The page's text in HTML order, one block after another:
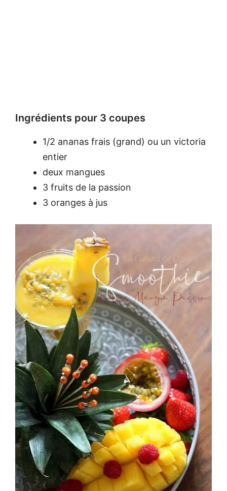
Ingrédients pour 3 coupes
1/2 ananas frais (grand) ou un victoria
entier
deux mangues
3 fruits de la passion
3 oranges à jus